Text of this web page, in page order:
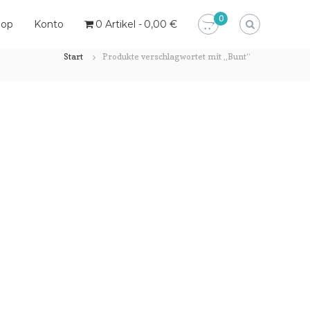
Konto 0 Artikel 0,00 € 0
Start Produkte verschlagwortet mit „Bunt“